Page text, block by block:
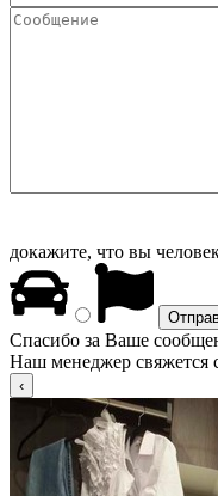
докажите, что вы
Спасибо за Ваше
Наш менеджер свяжется